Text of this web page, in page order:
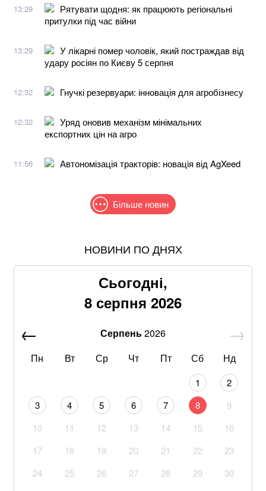
13:29
Рятувати щодня: як працюють регіональні
притулки під час війни
13:29
У лікарні помер чоловік, який постраждав від
удару росіян по Києву 5 серпня
12:32 Гнучкі резервуари: інновація для агробізнесу
12:32
Уряд оновив механізм мінімальних
експортних цін на агро
11:56 Автономізація тракторів: новація від AgXeed
Більше новин
Понад 9,2 млрд грн: що відомо про нову гучну
Хвиля похолодання накриє Україну: Діденко назвала
дату завершення аномальної спеки
Google прибирає одну з найзручніших функцій
Що корисніше — кавун чи диня: експерти дали
Літній хіт: салат із кавуном, який готується за 10
хвилин
США та Україна заповнюватимуть дефіцит Patriot
через оновлення радянських ракет
НОВИНИ ПО ДНЯХ
Сьогодні,
8 серпня 2026
Серпень2026
Пн
Вт Ср Чт Пт Сб Нд
1
2
3
4 5 6 7 8
9
10
11 12 13 14 15
16
17
18 19 20 21 22
23
24
25 26 27 28 29
30